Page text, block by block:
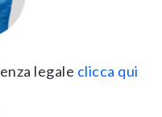
legale clicca qui